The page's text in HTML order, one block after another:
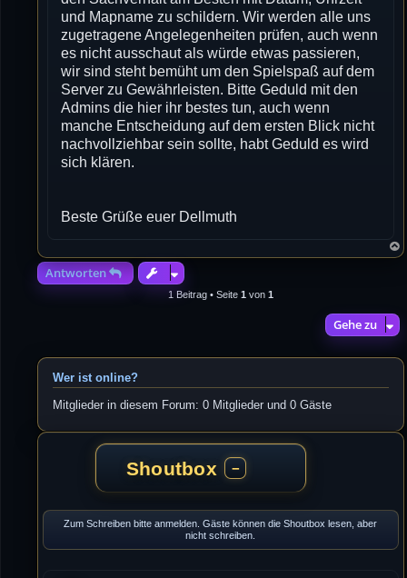
und Mapname zu schildern. Wir werden alle uns
zugetragene Angelegenheiten prüfen, auch wenn
es nicht ausschaut als würde etwas passieren,
wir sind steht bemüht um den Spielspaß auf dem
Server zu Gewährleisten. Bitte Geduld mit den
Admins die hier ihr bestes tun, auch wenn
manche Entscheidung auf dem ersten Blick nicht
nachvollziehbar sein sollte, habt Geduld es wird
sich klären.
Beste Grüße euer Dellmuth
Antworten
1 Beitrag • Seite 1 von 1
Gehe zu
Wer ist online?
Mitglieder in diesem Forum: 0 Mitglieder und 0 Gäste
Shoutbox −
Zum Schreiben bitte anmelden. Gäste können die Shoutbox lesen, aber
nicht schreiben.